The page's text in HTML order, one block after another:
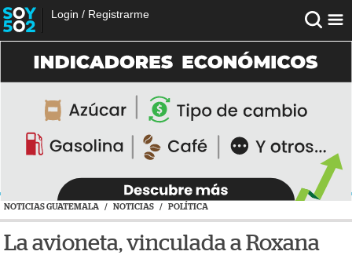
Login / Registrarme
NOTICIAS GUATEMALA / NOTICIAS / POLÍTICA
La avioneta, vinculada a Roxana